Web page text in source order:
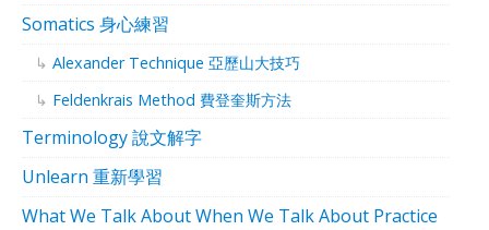
Somatics 身心練習
Alexander Technique 亞歷山大技巧
Feldenkrais Method 費登奎斯方法
Terminology 說文解字
Unlearn 重新學習
What We Talk About When We Talk About Practice